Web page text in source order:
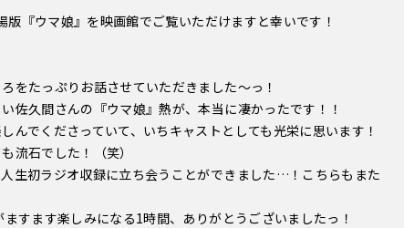
『ウマ娘』を映画館でご覧いただけますと幸いです！
をたっぷりお話させていただきました〜っ！
佐久間さんの『ウマ娘』熱が、本当に凄かったです！！
んでくださっていて、いちキャストとしても光栄に思います！
流石でした！（笑）
生初ラジオ収録に立ち会うことができました…！こちらもまた
すます楽しみになる1時間、ありがとうございましたっ！